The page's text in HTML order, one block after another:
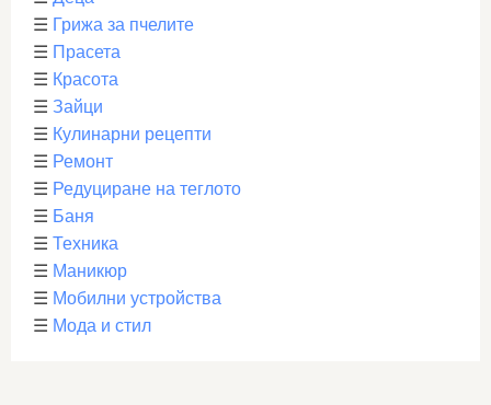
☰ Грижа за пчелите
☰ Прасета
☰ Красота
☰ Зайци
☰ Кулинарни рецепти
☰ Ремонт
☰ Редуциране на теглото
☰ Баня
☰ Техника
☰ Маникюр
☰ Мобилни устройства
☰ Мода и стил